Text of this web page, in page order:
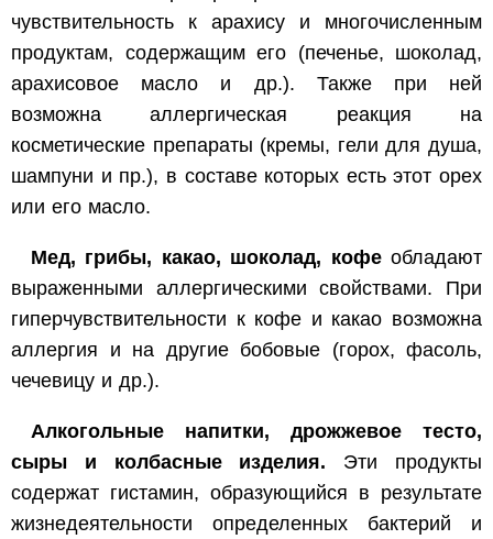
чувствительность к арахису и многочисленным
продуктам, содержащим его (печенье, шоколад,
арахисовое масло и др.). Также при ней
возможна аллергическая реакция на
косметические препараты (кремы, гели для душа,
шампуни и пр.), в составе которых есть этот орех
или его масло.
Мед, грибы, какао, шоколад, кофеобладают
выраженными аллергическими свойствами. При
гиперчувствительности к кофе и какао возможна
аллергия и на другие бобовые (горох, фасоль,
чечевицу и др.).
Алкогольные напитки, дрожжевое тесто,
сыры и колбасные изделия. Эти продукты
содержат гистамин, образующийся в результате
жизнедеятельности определенных бактерий и